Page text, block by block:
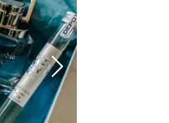
Nächstes Bild